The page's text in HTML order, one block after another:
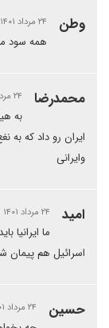
وطن ۲۴ مرداد ۱۴۰۱ | ۱۳:۴۹
همه سود
محمدرضا ۲۴ مرداد ۱۴۰۱ | ۱۶:۴۳
به
ایران رو داد که به
وایرانی
امید ۲۴ مرداد ۱۴۰۱ | ۱۶:۵۳
ما ایرانیا
اسرائیل هم پیمان
حسین ۲۴ مرداد ۱۴۰۱ | ۱۶:۵۵